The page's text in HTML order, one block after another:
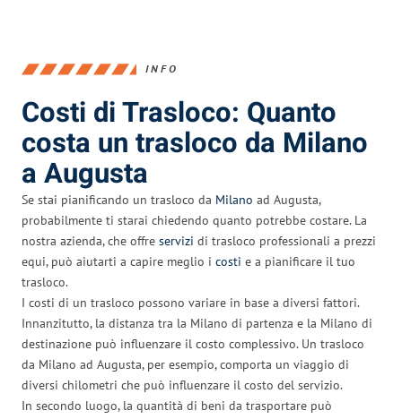
INFO
Costi di Trasloco: Quanto
costa un trasloco da Milano
a Augusta
Se stai pianificando un trasloco da Milano ad Augusta,
probabilmente ti starai chiedendo quanto potrebbe costare. La
nostra azienda, che offre servizi di trasloco professionali a prezzi
equi, può aiutarti a capire meglio i costi e a pianificare il tuo
trasloco.
I costi di un trasloco possono variare in base a diversi fattori.
Innanzitutto, la distanza tra la Milano di partenza e la Milano di
destinazione può influenzare il costo complessivo. Un trasloco
da Milano ad Augusta, per esempio, comporta un viaggio di
diversi chilometri che può influenzare il costo del servizio.
In secondo luogo, la quantità di beni da trasportare può